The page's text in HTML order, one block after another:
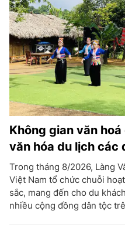
Không gian văn
văn hóa du lịch các
Trong tháng 8/2026, Làng
Việt Nam tổ chức chuỗi
sắc, mang đến cho du
nhiều cộng đồng dân tộc